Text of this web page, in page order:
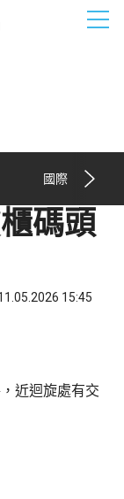
國際
碼頭
15:45
近迴旋處有交